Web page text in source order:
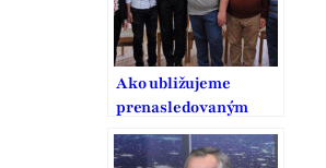
Ako ubližujeme
prenasledovaným
kresťanom?
Ľahostajnosťou,